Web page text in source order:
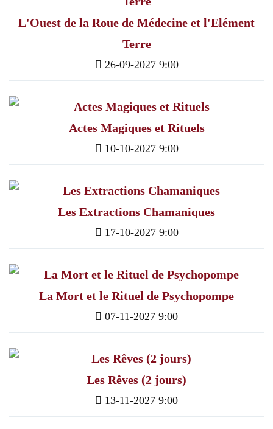
L'Ouest de la Roue de Médecine et l'Elément
Terre
26-09-2027 9:00
Actes Magiques et Rituels
10-10-2027 9:00
Les Extractions Chamaniques
17-10-2027 9:00
La Mort et le Rituel de Psychopompe
07-11-2027 9:00
Les Rêves (2 jours)
13-11-2027 9:00